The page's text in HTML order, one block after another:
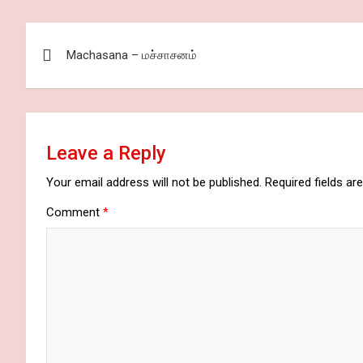
navigation
Machasana – மச்சாசனம்
Leave a Reply
Your email address will not be published. Required fields
Comment *